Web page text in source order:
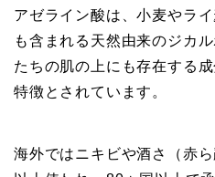
アゼライン酸は、小麦やラ
も含まれる天然由来のジカ
たちの肌の上にも存在する
特徴とされています。
海外ではニキビや酒さ（赤